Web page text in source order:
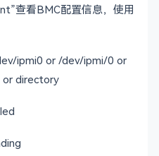
查看BMC配置信息，使用
ipmi0 or /dev/ipmi/0 or
or directory